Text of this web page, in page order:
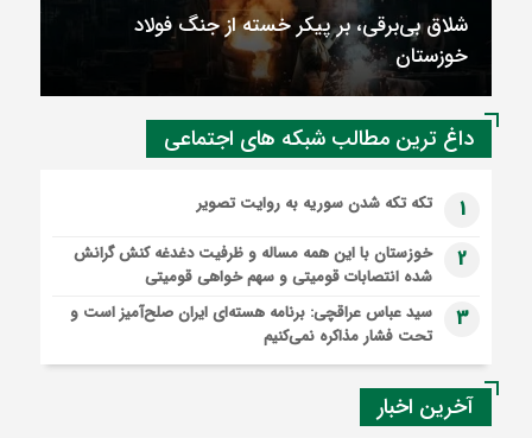
شلاق‌ بی‌برقی، بر پیکر خسته‌ از جنگ فولاد
خوزستان
داغ ترین مطالب شبکه های اجتماعی
1 تکه تکه شدن سوریه به روایت تصویر
2
خوزستان با این همه مساله و ظرفیت دغدغه کنش گرانش
شده انتصابات قومیتی و سهم خواهی قومیتی
3
سید عباس عراقچی: برنامه هسته‌ای ایران صلح‌آمیز است و
تحت فشار مذاکره نمی‌کنیم
آخرین اخبار